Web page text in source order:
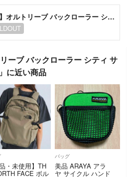
【はく様専用】オルトリーブ バックローラー シティ サイドバッグ ホワイト
ーブ バックローラー シティ サ
に近い商品
品・未使用】TH
FACE ボル
バッグ
美品 ARAYA アラ
ヤ サイクル ハンド